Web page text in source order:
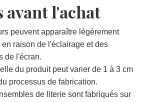
avant l'achat
peuvent apparaître légèrement
en raison de l'éclairage et des
de l'écran.
du produit peut varier de 1 à 3 cm
processus de fabrication.
de literie sont fabriqués sur